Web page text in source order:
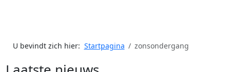
U bevindt zich hier: Startpagina zonsondergang